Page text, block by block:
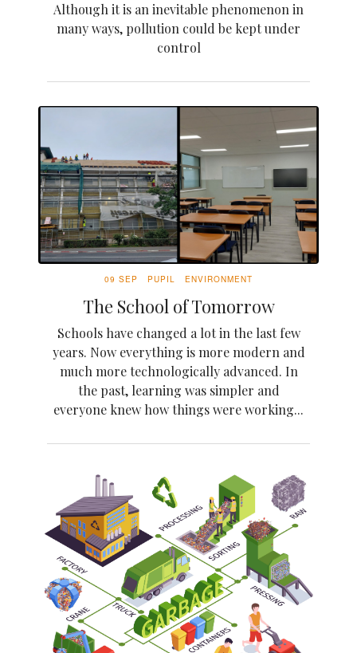
Although it is an inevitable phenomenon in
many ways, pollution could be kept under
control
09 SEP PUPIL ENVIRONMENT
The School of Tomorrow
Schools have changed a lot in the last few
years. Now everything is more modern and
much more technologically advanced. In
the past, learning was simpler and
everyone knew how things were working...